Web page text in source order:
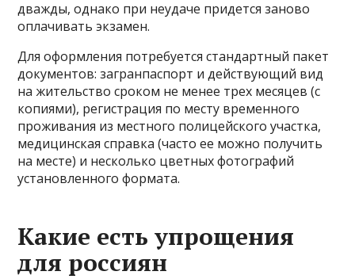
дважды, однако при неудаче придется заново
оплачивать экзамен.
Для оформления потребуется стандартный пакет
документов: загранпаспорт и действующий вид
на жительство сроком не менее трех месяцев (с
копиями), регистрация по месту временного
проживания из местного полицейского участка,
медицинская справка (часто ее можно получить
на месте) и несколько цветных фотографий
установленного формата.
Какие есть упрощения
для россиян